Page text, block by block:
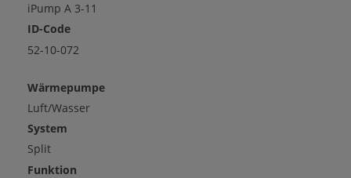
iPump A 3-11
ID-Code
52-10-072
Wärmepumpe
Luft/Wasser
System
Split
Funktion